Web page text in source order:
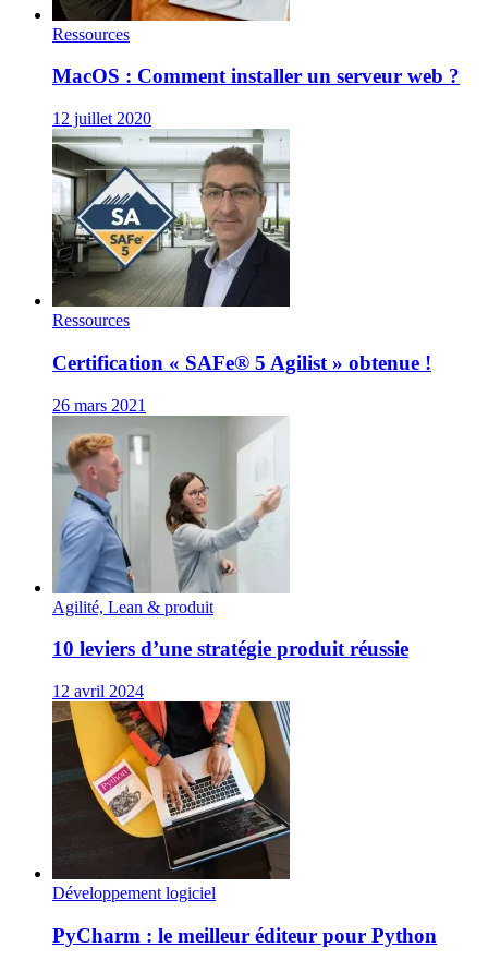
Ressources
MacOS : Comment installer un serveur web ?
12 juillet 2020
Ressources
Certification « SAFe® 5 Agilist » obtenue !
26 mars 2021
Agilité, Lean & produit
10 leviers d’une stratégie produit réussie
12 avril 2024
Développement logiciel
PyCharm : le meilleur éditeur pour Python